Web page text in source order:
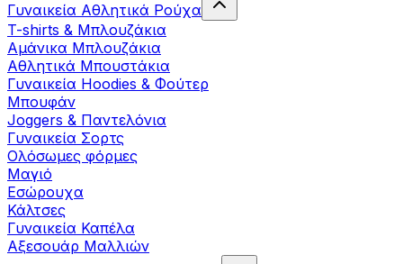
Γυναικεία Αθλητικά Ρούχα
T-shirts & Μπλουζάκια
Αμάνικα Μπλουζάκια
Aθλητικά Μπουστάκια
Γυναικεία Hoodies & Φούτερ
Μπουφάν
Joggers & Παντελόνια
Γυναικεία Σορτς
Ολόσωμες φόρμες
Μαγιό
Εσώρουχα
Κάλτσες
Γυναικεία Καπέλα
Αξεσουάρ Μαλλιών